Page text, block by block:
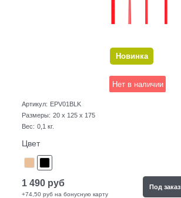
Новинка
Нет в наличии
Артикул: EPV01BLK
Размеры: 20 x 125 x 175
Вес: 0,1 кг.
Цвет
1 490 руб
+74,50 руб на бонусную карту
Под заказ